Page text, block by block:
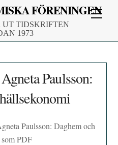
FÖRENINGEN
UT TIDSKRIFTEN
1973
Paulsson:
Paulsson: Daghem och
PDF